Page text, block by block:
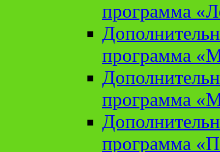
программа
программа
программа
программа